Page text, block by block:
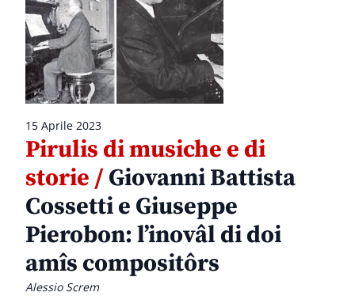
15 Aprile 2023
Pirulis di musiche e di
storie /Giovanni Battista
Cossetti e Giuseppe
Pierobon: l’inovâl di doi
amîs compositôrs
Alessio Screm